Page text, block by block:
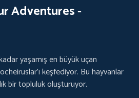
Adventures -
yaşamış en büyük uçan
keşfediyor. Bu hayvanlar
bir topluluk oluşturuyor.